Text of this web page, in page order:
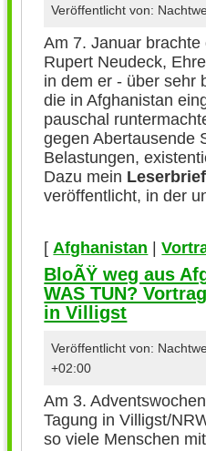
Veröffentlicht von:
Am 7. Januar
Rupert Neudeck,
in dem er - über sehr
die in Afghanistan
pauschal
gegen Abertausende
Belastungen,
Dazu mein Leserbrief
veröffentlicht, in der
[ Afghanistan |
BloÃŸ weg aus
WAS TUN?
in Villigst
Veröffentlicht von:
+02:00
Am 3.
Tagung in Villigst/
so viele Menschen